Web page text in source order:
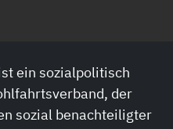
ein sozialpolitisch
der
sozial benachteiligter